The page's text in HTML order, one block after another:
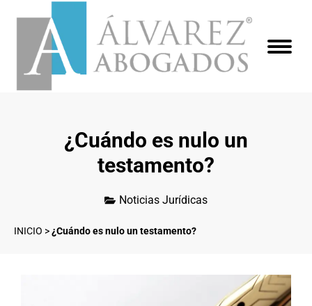
¿Cuándo es nulo un
testamento?
Noticias Jurídicas
INICIO >¿Cuándo es nulo un testamento?